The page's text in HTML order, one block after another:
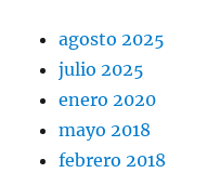
agosto 2025
julio 2025
enero 2020
mayo 2018
febrero 2018